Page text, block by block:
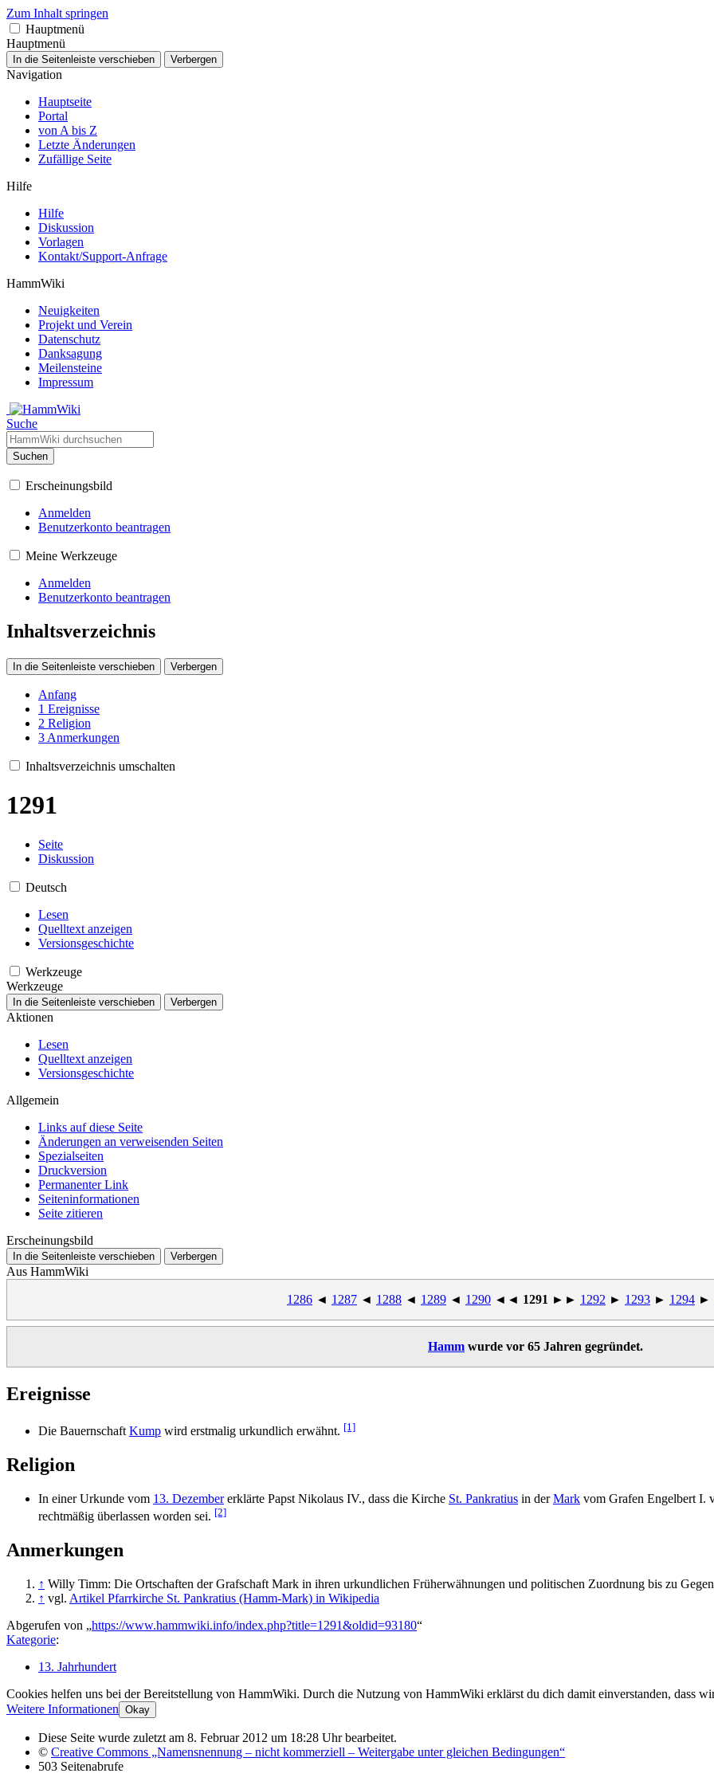
Zum Inhalt springen
Hauptmenü
Hauptmenü
In die Seitenleiste verschieben Verbergen
Navigation
Hauptseite
Portal
von A bis Z
Letzte Änderungen
Zufällige Seite
Hilfe
Hilfe
Diskussion
Vorlagen
Kontakt/Support-Anfrage
HammWiki
Neuigkeiten
Projekt und Verein
Datenschutz
Danksagung
Meilensteine
Impressum
Suche
Suchen
Erscheinungsbild
Anmelden
Benutzerkonto beantragen
Meine Werkzeuge
Anmelden
Benutzerkonto beantragen
Inhaltsverzeichnis
In die Seitenleiste verschieben Verbergen
Anfang
1 Ereignisse
2 Religion
3 Anmerkungen
Inhaltsverzeichnis umschalten
1291
Seite
Diskussion
Deutsch
Lesen
Quelltext anzeigen
Versionsgeschichte
Werkzeuge
Werkzeuge
In die Seitenleiste verschieben Verbergen
Aktionen
Lesen
Quelltext anzeigen
Versionsgeschichte
Allgemein
Links auf diese Seite
Änderungen an verweisenden Seiten
Spezialseiten
Druckversion
Permanenter Link
Seiten­­informationen
Seite zitieren
Erscheinungsbild
In die Seitenleiste verschieben Verbergen
Aus HammWiki
1286 ◄ 1287 ◄ 1288 ◄ 1289 ◄ 1290 ◄◄ 1291 ►► 1292 ► 1293 ► 1294 ►
Hamm wurde vor 65 Jahren gegründet.
Ereignisse
Die Bauernschaft Kump wird erstmalig urkundlich erwähnt. [1]
Religion
In einer Urkunde vom 13. Dezembererklärte Papst Nikolaus IV., dass die Kirche St. Pankratius in derMark vom Grafen Engelbert I.
rechtmäßig überlassen worden sei. [2]
Anmerkungen
↑ Willy Timm: Die Ortschaften der Grafschaft Mark in ihren urkundlichen Früherwähnungen und politischen Zuordnung bis zu
↑ vgl. Artikel Pfarrkirche St. Pankratius (Hamm-Mark) in Wikipedia
Abgerufen von „https://www.hammwiki.info/index.php?title=1291&oldid=93180“
Kategorie:
13. Jahrhundert
Cookies helfen uns bei der Bereitstellung von HammWiki. Durch die Nutzung von HammWiki erklärst du dich damit einverstanden, dass
Weitere Informationen Okay
Diese Seite wurde zuletzt am 8. Februar 2012 um 18:28 Uhr bearbeitet.
© Creative Commons „Namensnennung – nicht kommerziell – Weitergabe unter gleichen Bedingungen“
503 Seitenabrufe